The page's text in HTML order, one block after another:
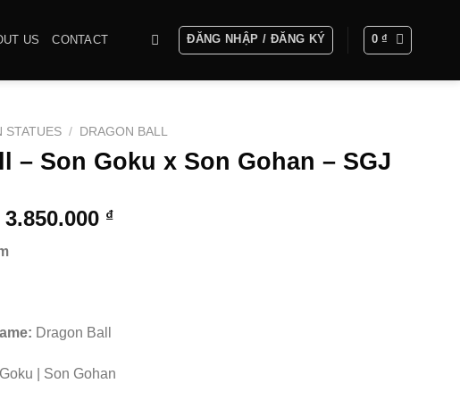
US CONTACT ĐĂNG NHẬP / ĐĂNG KÝ 0₫
STATUES / DRAGON BALL
– Son Goku x Son Gohan – SGJ
3.850.000 ₫Khoảng
Dragon Ball
| Son Gohan